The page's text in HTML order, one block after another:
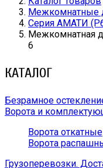
Межкомнатные
Серия АМАТИ
Межкомнатная
6
КАТАЛОГ
Безрамное
Ворота и
Ворота откатные
Ворота
Грузоперевозки.